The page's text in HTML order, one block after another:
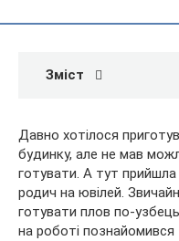
Зміст
Давно хотілося
будинку, але не мав
готувати. А тут
родич на ювілей.
готувати плов по-
на роботі познайомився